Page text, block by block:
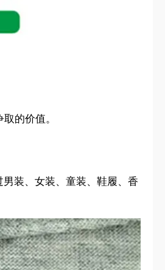
的价值。
男装、女装、童装、鞋履、香